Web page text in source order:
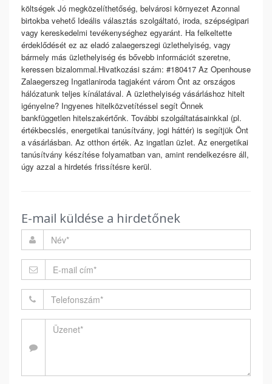
költségek Jó megközelíthetőség, belvárosi környezet Azonnal
birtokba vehető Ideális választás szolgáltató, iroda, szépségipari
vagy kereskedelmi tevékenységhez egyaránt. Ha felkeltette
érdeklődését ez az eladó zalaegerszegi üzlethelyiség, vagy
bármely más üzlethelyiség és bővebb információt szeretne,
keressen bizalommal.Hivatkozási szám: #180417 Az Openhouse
Zalaegerszeg Ingatlaniroda tagjaként várom Önt az országos
hálózatunk teljes kínálatával. A üzlethelyiség vásárláshoz hitelt
igényelne? Ingyenes hitelközvetítéssel segít Önnek
bankfüggetlen hitelszakértőnk. További szolgáltatásainkkal (pl.
értékbecslés, energetikai tanúsítvány, jogi háttér) is segítjük Önt
a vásárlásban. Az otthon érték. Az ingatlan üzlet. Az energetikai
tanúsítvány készítése folyamatban van, amint rendelkezésre áll,
úgy azzal a hirdetés frissítésre kerül.
E-mail küldése a hirdetőnek